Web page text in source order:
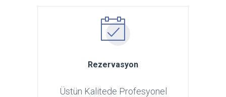
Rezervasyon
Üstün Kalitede Profesyonel